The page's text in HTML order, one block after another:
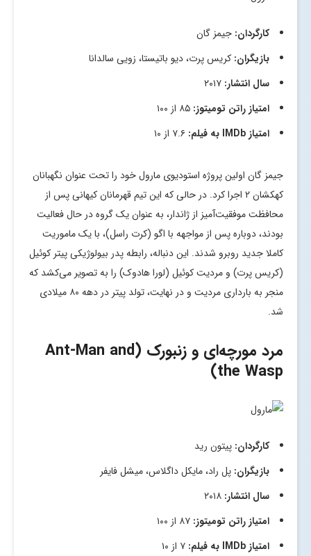
کارگردان: جیمز گان
بازیگران: کریس پرت، دیو باتیستا، زویی سالدانا
سال انتشار:
امتیاز راتن تومیتوز:
امتیاز IMDb به فیلم:
جیمز گان اولین پروژه استودیوی مارول خود را تحت عنوان نگهبانان
کهکشان ۲ اجرا کرد‌. در حالی که این تیم قهرمانان کیهانی پس از
محافظت موفقیت‌آمیز از ژاندار، به عنوان یک گروه در حال فعالیت
بودند، دوباره پس از مواجهه با اگو (کرت راسل)، با یک ماموریت
کاملا جدید روبرو شدند. این دنباله، رابطه پدر بیولوژیکی پیتر کوئیل
(کریس پرت) و مردیت کوئیل (لورا هادوک) را به تصویر می‌کشد که
منجر به بارداری مردیت و در نهایت، تولد پیتر در دهه ۸۰ میلادی
شد.
مرد مورچه‌ای و زنبورک (Ant-Man and
the Wasp)
کارگردان: پیتون رید
بازیگران: پل راد، مایکل داگلاس، میشل فایفر
سال انتشار: ۲۰۱۸
امتیاز راتن تومیتوز: ۸۷ از ۱۰۰
امتیاز IMDb به فیلم: ۷ از ۱۰